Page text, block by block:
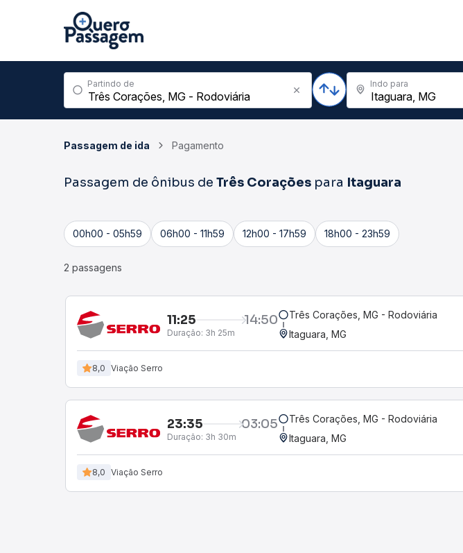
Partindo de Indo para
Passagem de ida Pagamento
Passagem de ônibus de Três Corações para Itaguara
00h00 - 05h59 06h00 - 11h59 12h00 - 17h59 18h00 - 23h59
2 passagens
11:25 14:50
Duração: 3h 25m
Três Corações, MG - Rodoviária
Itaguara, MG
8,0 Viação Serro
23:35 03:05
Duração: 3h 30m
Três Corações, MG - Rodoviária
Itaguara, MG
8,0 Viação Serro